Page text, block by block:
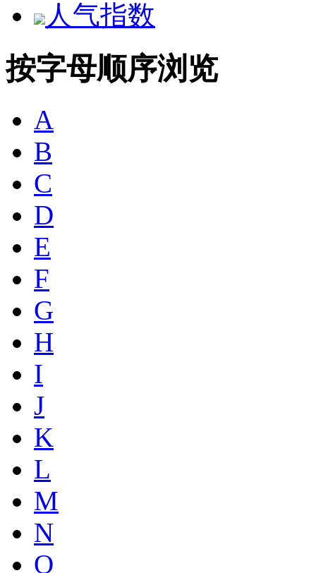
人气指数
按字母顺序浏览
A
B
C
D
E
F
G
H
I
J
K
L
M
N
O